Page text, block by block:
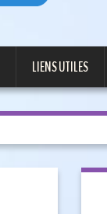
LIENS UTILES